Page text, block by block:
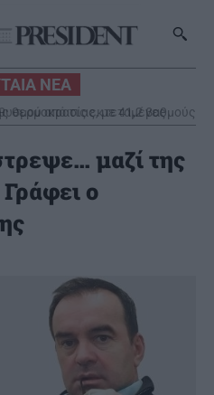
ΝΕΑ
με 41,2 βαθμούς
μαζί της
ο